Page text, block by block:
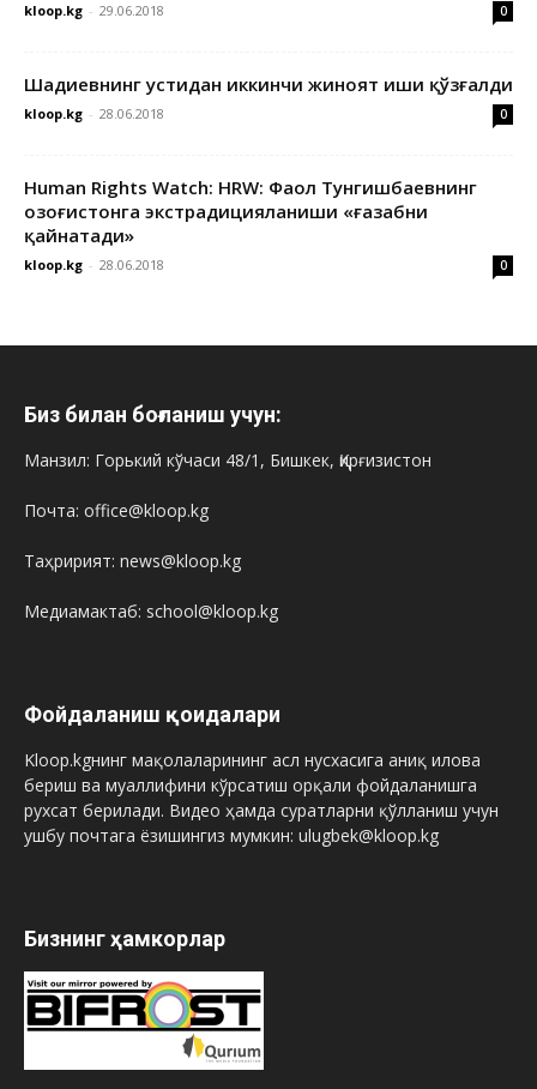
kloop.kg - 29.06.2018 0
Шадиевнинг устидан иккинчи жиноят иши қўзғалди
kloop.kg - 28.06.2018 0
Human Rights Watch: HRW: Фаол Тунгишбаевнинг
Қозоғистонга экстрадицияланиши «ғазабни
қайнатади»
kloop.kg - 28.06.2018 0
Биз билан боғланиш учун:
Манзил: Горький кўчаси 48/1, Бишкек, Қирғизистон
Почта: office@kloop.kg
Таҳририят: news@kloop.kg
Медиамактаб: school@kloop.kg
Фойдаланиш қоидалари
Kloop.kgнинг мақолаларининг асл нусхасига аниқ илова
бериш ва муаллифини кўрсатиш орқали фойдаланишга
рухсат берилади. Видео ҳамда суратларни қўлланиш учун
ушбу почтага ёзишингиз мумкин: ulugbek@kloop.kg
Бизнинг ҳамкорлар